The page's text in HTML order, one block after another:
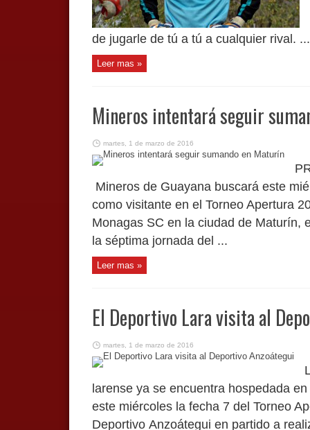
de jugarle de tú a tú a cualquier rival. ...
Leer mas »
Mineros intentará seguir
martes, 1 de marzo de 2016
Mineros de Guayana buscará este
como visitante en el Torneo Apertura
Monagas SC en la ciudad de Maturín,
la séptima jornada del ...
Leer mas »
El Deportivo Lara visita al
martes, 1 de marzo de 2016
larense ya se encuentra hospedada
este miércoles la fecha 7 del Torneo
Deportivo Anzoátegui en partido a